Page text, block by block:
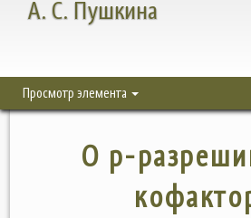
А. С. Пушкина
Просмотр элемента
О p-